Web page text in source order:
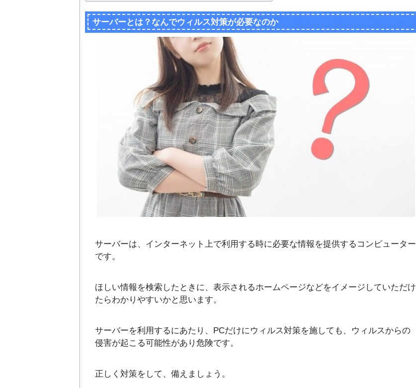
サーバーとは？なんでウィルス対策が必要なのか
サーバーは、インターネット上で利用する時に必要な情報を提供するコンピューター
です。
ほしい情報を検索したときに、表示されるホームページなどをイメージしていただけ
たらわかりやすいかと思います。
サーバーを利用するにあたり、PCだけにウィルス対策を施しても、ウィルスからの
侵害が起こる可能性があり危険です。
正しく対策をして、備えましょう。